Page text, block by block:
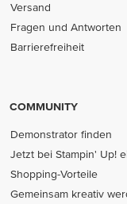
Versand
Fragen und Antworten
Barrierefreiheit
COMMUNITY
Demonstrator finden
Jetzt bei Stampin' Up!
Shopping-Vorteile
Gemeinsam kreativ